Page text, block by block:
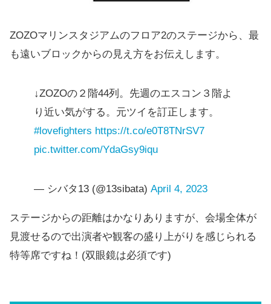
ZOZOマリンスタジアムのフロア2のステージから、最
も遠いブロックからの見え方をお伝えします。
↓ZOZOの２階44列。先週のエスコン３階よ
り近い気がする。元ツイを訂正します。
#lovefighters https://t.co/e0T8TNrSV7
pic.twitter.com/YdaGsy9iqu
— シバタ13 (@13sibata) April 4, 2023
ステージからの距離はかなりありますが、会場全体が
見渡せるので出演者や観客の盛り上がりを感じられる
特等席ですね！(双眼鏡は必須です)